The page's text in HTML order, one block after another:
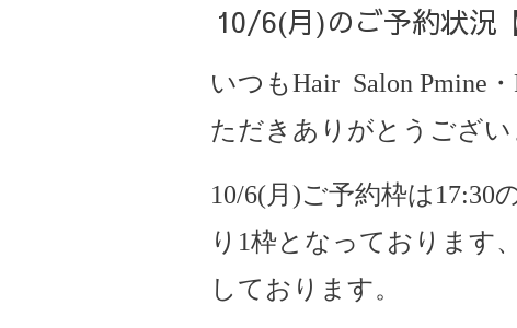
10/6(月)のご予約状況
いつもHair Salon Pmine
ただきありがとうござい
10/6(月)ご予約枠は17:30
り1枠となっております
しております。